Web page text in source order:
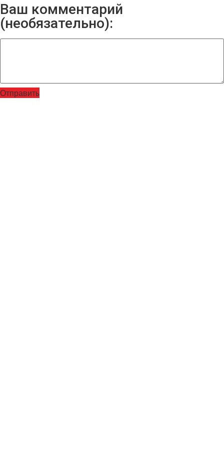
Ваш комментарий
(необязательно):
Отправить